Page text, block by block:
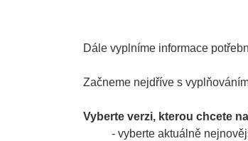
Dále vyplníme informace
Začneme nejdříve s
Vyberte verzi, kterou chcete
- vyberte aktuálně